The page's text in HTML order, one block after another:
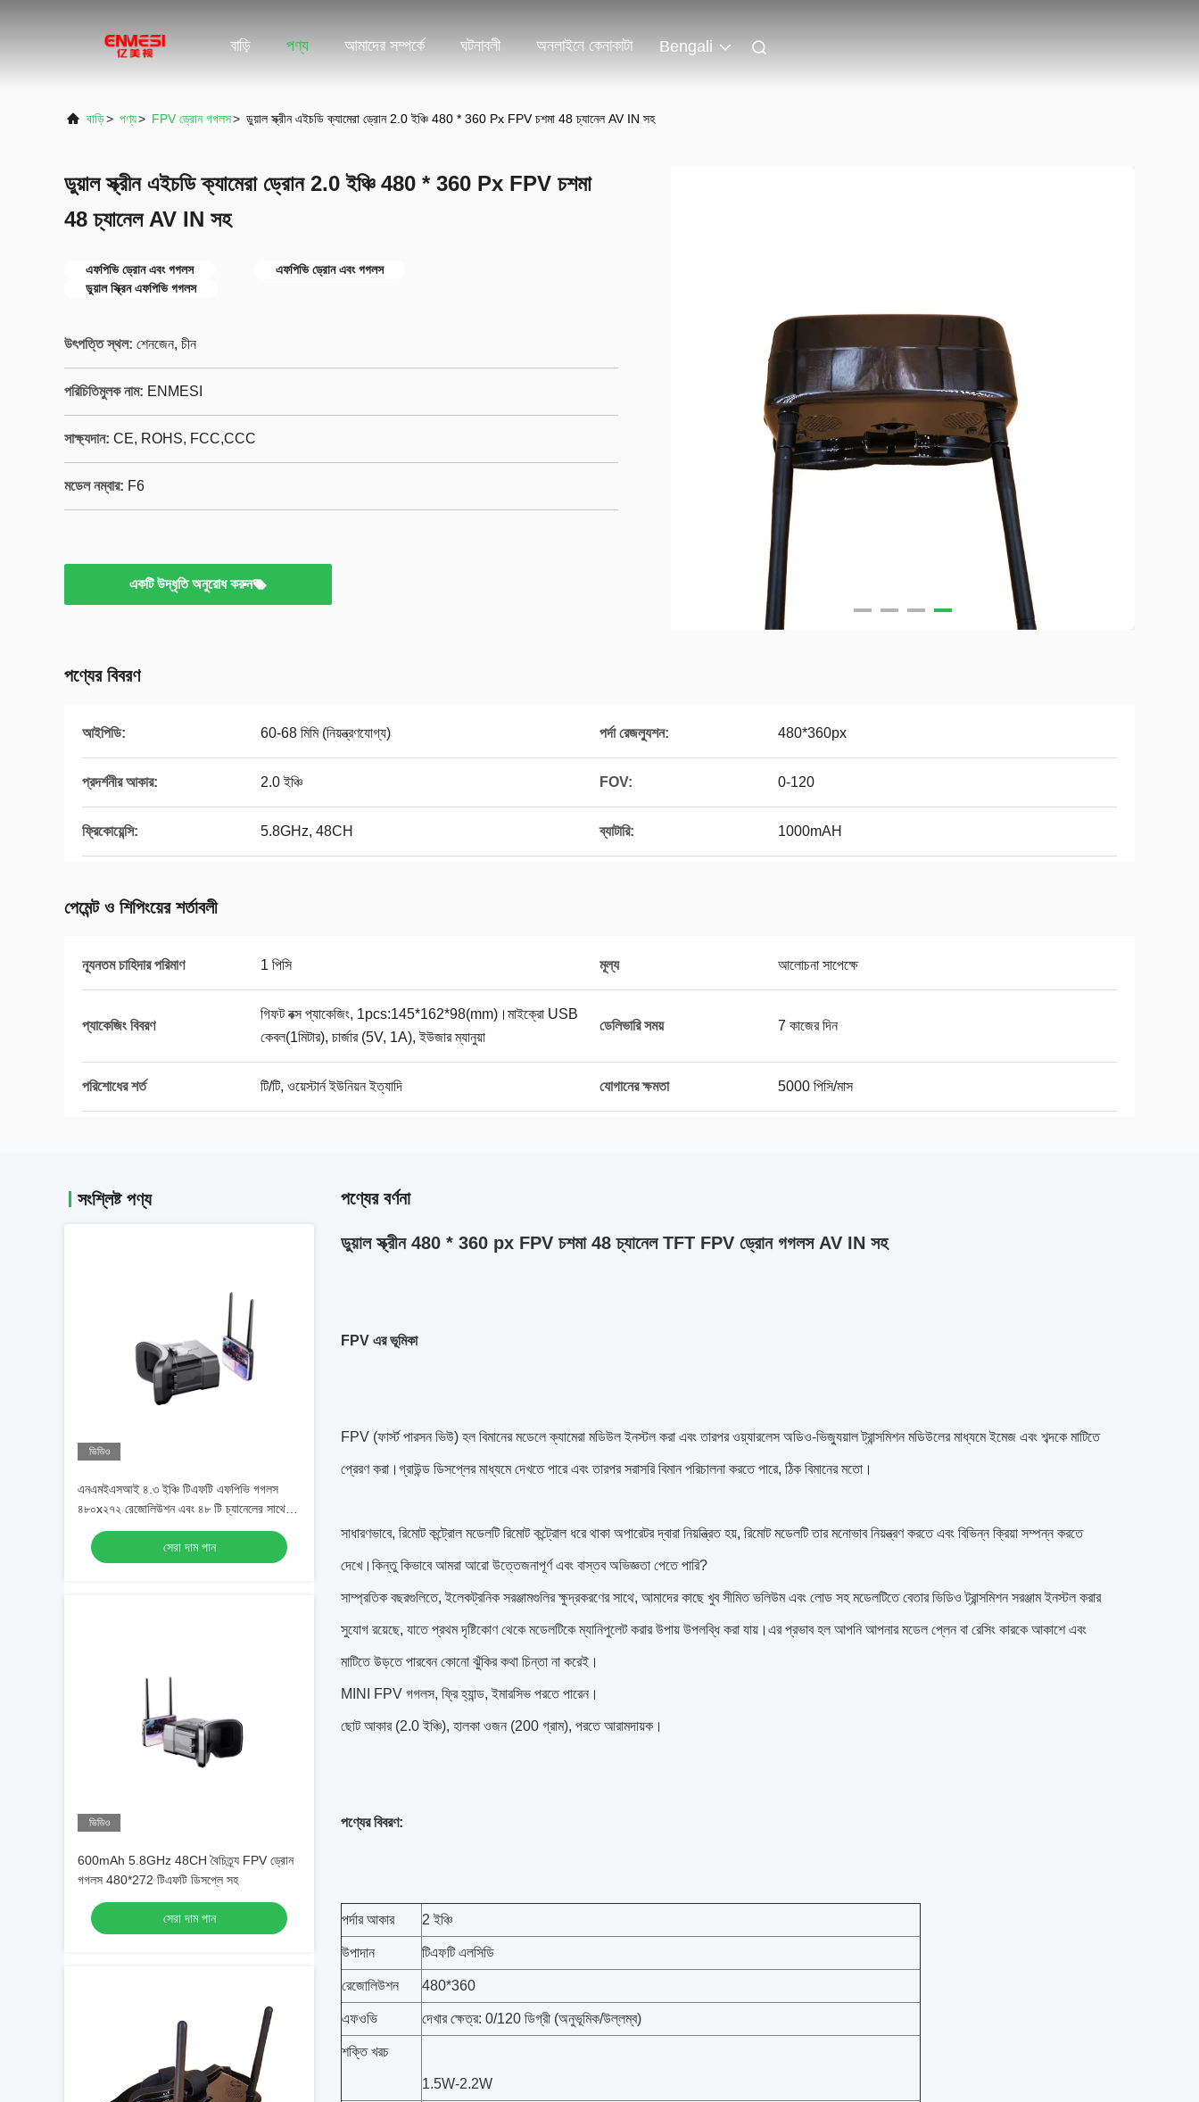
বাড়ি পণ্য আমাদের সম্পর্কে ঘটনাবলী অনলাইনে কেনাকাটা Bengali
বাড়ি> পণ্য> FPV ড্রোন গগলস> ডুয়াল স্ক্রীন এইচডি ক্যামেরা ড্রোন 2.0 ইঞ্চি 480 * 360 Px FPV চশমা 48 চ্যানেল AV IN সহ
ডুয়াল স্ক্রীন এইচডি ক্যামেরা ড্রোন 2.0 ইঞ্চি 480 * 360 Px FPV চশমা
48 চ্যানেল AV IN সহ
এফপিভি ড্রোন এবং গগলস
এফপিভি ড্রোন এবং গগলস
ডুয়াল স্ক্রিন এফপিভি গগলস
উৎপত্তি স্থল: শেনজেন, চীন
পরিচিতিমুলক নাম: ENMESI
সাক্ষ্যদান: CE, ROHS, FCC,CCC
মডেল নম্বার: F6
একটি উদ্ধৃতি অনুরোধ করুন
পণ্যের বিবরণ
আইপিডি: 60-68 মিমি (নিয়ন্ত্রণযোগ্য) পর্দা রেজল্যুশন: 480*360px
প্রদর্শনীর আকার: 2.0 ইঞ্চি FOV: 0-120
ফ্রিকোয়েন্সি: 5.8GHz, 48CH ব্যাটারি: 1000mAH
পেমেন্ট ও শিপিংয়ের শর্তাবলী
ন্যূনতম চাহিদার পরিমাণ 1 পিসি মূল্য আলোচনা সাপেক্ষে
প্যাকেজিং বিবরণ
গিফট বক্স প্যাকেজিং, 1pcs:145*162*98(mm)।মাইক্রো USB
কেবল(1মিটার), চার্জার (5V, 1A), ইউজার ম্যানুয়া
ডেলিভারি সময় 7 কাজের দিন
পরিশোধের শর্ত টি/টি, ওয়েস্টার্ন ইউনিয়ন ইত্যাদি যোগানের ক্ষমতা 5000 পিসি/মাস
সংশ্লিষ্ট পণ্য
ভিডিও
এনএমইএসআই ৪.৩ ইঞ্চি টিএফটি এফপিভি গগলস
৪৮০x২৭২ রেজোলিউশন এবং ৪৮ টি চ্যানেলের সাথে
নিমগ্ন ড্রোন ফ্লাইংয়ের জন্য
সেরা দাম পান
ভিডিও
600mAh 5.8GHz 48CH বৈচিত্র্য FPV ড্রোন
গগলস 480*272 টিএফটি ডিসপ্লে সহ
সেরা দাম পান
পণ্যের বর্ণনা
ডুয়াল স্ক্রীন 480 * 360 px FPV চশমা 48 চ্যানেল TFT FPV ড্রোন গগলস AV IN সহ
FPV এর ভূমিকা
FPV (ফার্স্ট পারসন ভিউ) হল বিমানের মডেলে ক্যামেরা মডিউল ইনস্টল করা এবং তারপর ওয়্যারলেস অডিও-ভিজ্যুয়াল ট্রান্সমিশন মডিউলের মাধ্যমে ইমেজ এবং শব্দকে মাটিতে
প্রেরণ করা।গ্রাউন্ড ডিসপ্লের মাধ্যমে দেখতে পারে এবং তারপর সরাসরি বিমান পরিচালনা করতে পারে, ঠিক বিমানের মতো।
সাধারণভাবে, রিমোট কন্ট্রোল মডেলটি রিমোট কন্ট্রোল ধরে থাকা অপারেটর দ্বারা নিয়ন্ত্রিত হয়, রিমোট মডেলটি তার মনোভাব নিয়ন্ত্রণ করতে এবং বিভিন্ন ক্রিয়া সম্পন্ন করতে
দেখে।কিন্তু কিভাবে আমরা আরো উত্তেজনাপূর্ণ এবং বাস্তব অভিজ্ঞতা পেতে পারি?
সাম্প্রতিক বছরগুলিতে, ইলেকট্রনিক সরঞ্জামগুলির ক্ষুদ্রকরণের সাথে, আমাদের কাছে খুব সীমিত ভলিউম এবং লোড সহ মডেলটিতে বেতার ভিডিও ট্রান্সমিশন সরঞ্জাম ইনস্টল করার
সুযোগ রয়েছে, যাতে প্রথম দৃষ্টিকোণ থেকে মডেলটিকে ম্যানিপুলেট করার উপায় উপলব্ধি করা যায়।এর প্রভাব হল আপনি আপনার মডেল প্লেন বা রেসিং কারকে আকাশে এবং
মাটিতে উড়তে পারবেন কোনো ঝুঁকির কথা চিন্তা না করেই।
MINI FPV গগলস, ফ্রি হ্যান্ড, ইমারসিভ পরতে পারেন।
ছোট আকার (2.0 ইঞ্চি), হালকা ওজন (200 গ্রাম), পরতে আরামদায়ক।
পণ্যের বিবরণ:
পর্দার আকার 2 ইঞ্চি
উপাদান টিএফটি এলসিডি
রেজোলিউশন 480*360
এফওভি দেখার ক্ষেত্র: 0/120 ডিগ্রী (অনুভূমিক/উল্লম্ব)
শক্তি খরচ
1.5W-2.2W